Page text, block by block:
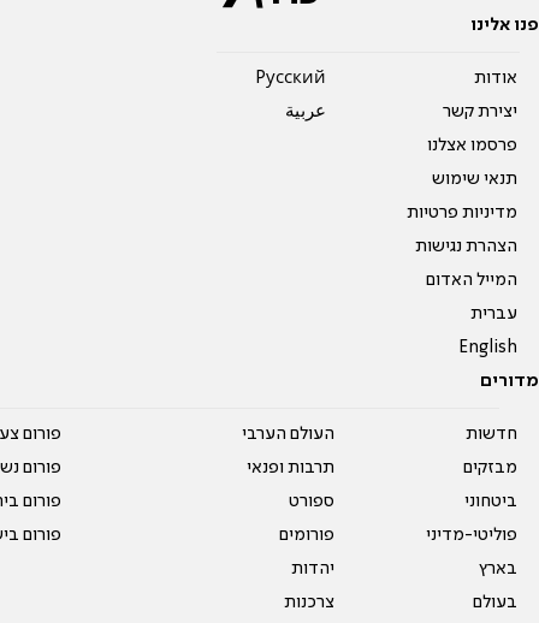
פנו אלינו
אודות
יצירת קשר
פרסמו אצלנו
תנאי שימוש
מדיניות פרטיות
הצהרת נגישות
המייל האדום
עברית
English
Pусский
عربية
מדורים
חדשות
מבזקים
ביטחוני
פוליטי-מדיני
בארץ
בעולם
העולם הערבי
תרבות ופנאי
ספורט
פורומים
יהדות
צרכנות
פורום
פורום
פורום
פורום